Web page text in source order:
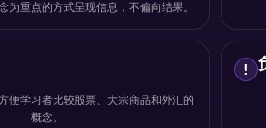
为重点的方式呈现信息，不偏向结果。
便学习者比较股票、大宗商品和外汇的
概念。
!